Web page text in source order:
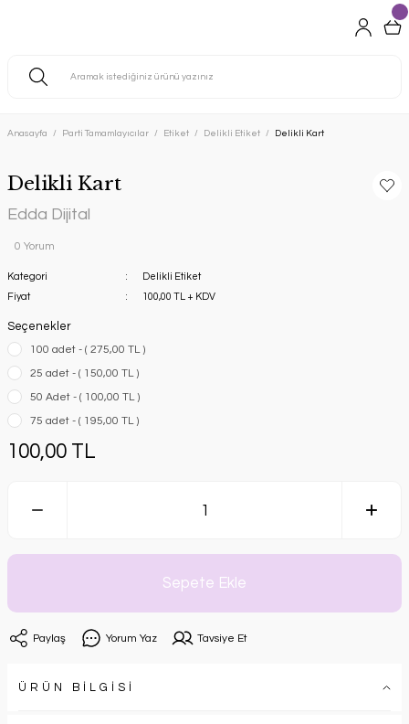
Anasayfa Parti Tamamlayıcılar Etiket Delikli Etiket Delikli Kart
Delikli Kart
Edda Dijital
0 Yorum
Kategori
Delikli Etiket
Fiyat
100,00 TL + KDV
Seçenekler
100 adet - ( 275,00 TL )
25 adet - ( 150,00 TL )
50 Adet - ( 100,00 TL )
75 adet - ( 195,00 TL )
100,00 TL
Sepete Ekle
Paylaş Yorum Yaz Tavsiye Et
ÜRÜN BİLGİSİ